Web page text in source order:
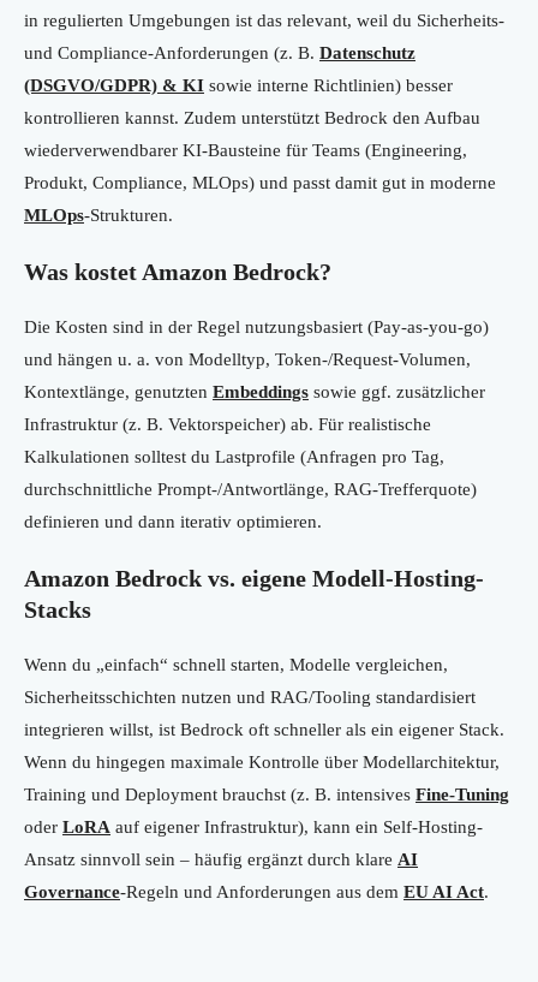
in regulierten Umgebungen ist das relevant, weil du Sicherheits-
und Compliance-Anforderungen (z. B. Datenschutz
(DSGVO/GDPR) & KI sowie interne Richtlinien) besser
kontrollieren kannst. Zudem unterstützt Bedrock den Aufbau
wiederverwendbarer KI-Bausteine für Teams (Engineering,
Produkt, Compliance, MLOps) und passt damit gut in moderne
MLOps-Strukturen.
Was kostet Amazon Bedrock?
Die Kosten sind in der Regel nutzungsbasiert (Pay-as-you-go)
und hängen u. a. von Modelltyp, Token-/Request-Volumen,
Kontextlänge, genutzten Embeddings sowie ggf. zusätzlicher
Infrastruktur (z. B. Vektorspeicher) ab. Für realistische
Kalkulationen solltest du Lastprofile (Anfragen pro Tag,
durchschnittliche Prompt-/Antwortlänge, RAG-Trefferquote)
definieren und dann iterativ optimieren.
Amazon Bedrock vs. eigene Modell-Hosting-
Stacks
Wenn du „einfach“ schnell starten, Modelle vergleichen,
Sicherheitsschichten nutzen und RAG/Tooling standardisiert
integrieren willst, ist Bedrock oft schneller als ein eigener Stack.
Wenn du hingegen maximale Kontrolle über Modellarchitektur,
Training und Deployment brauchst (z. B. intensives Fine-Tuning
oder LoRA auf eigener Infrastruktur), kann ein Self-Hosting-
Ansatz sinnvoll sein – häufig ergänzt durch klare AI
Governance-Regeln und Anforderungen aus dem EU AI Act.